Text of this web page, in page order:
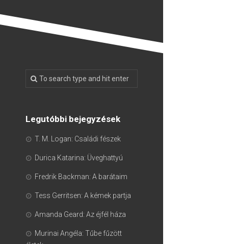
Legutóbbi bejegyzések
T. M. Logan: Családi fészek
Durica Katarina: Üveghattyú
Fredrik Backman: A barátaim
Tess Gerritsen: A kémek partja
Amanda Geard: Az éjfél háza
Murinai Angéla: Tűbe fűzött